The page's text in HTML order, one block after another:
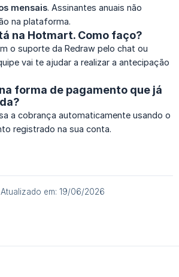
mensais. Assinantes anuais não
na plataforma.
na Hotmart. Como faço?
o suporte da Redraw pelo chat ou
vai te ajudar a realizar a antecipação
forma de pagamento que já
a cobrança automaticamente usando o
registrado na sua conta.
Atualizado em: 19/06/2026